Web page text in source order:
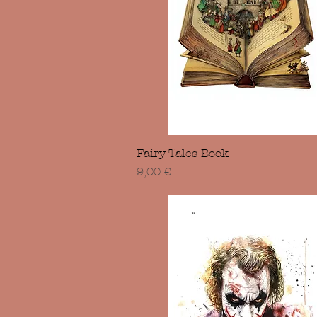
Vista rapida
Fairy Tales Book
Prezzo
9,00 €